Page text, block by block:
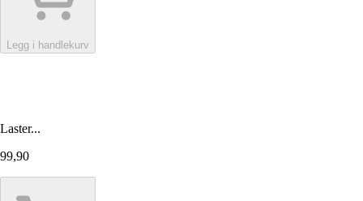
Legg i handlekurv
Laster...
99,90